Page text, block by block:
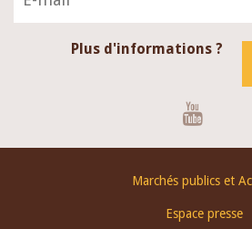
Plus d'informations ?
Marchés publics et
Espace presse